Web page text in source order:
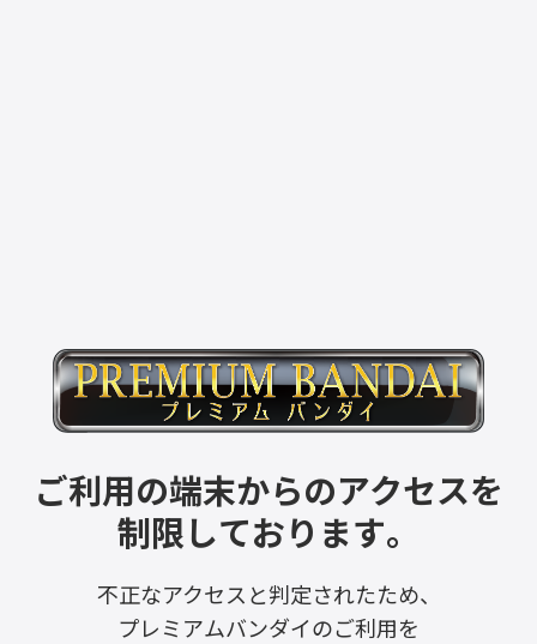
ご利用の端末からのアクセスを
制限しております。
不正なアクセスと判定されたため、
プレミアムバンダイのご利用を